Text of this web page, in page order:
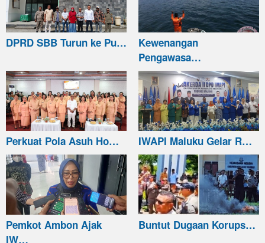
DPRD SBB Turun ke Pu…
Kewenangan
Pengawasa…
Perkuat Pola Asuh Ho… IWAPI Maluku Gelar R…
Pemkot Ambon Ajak
IW…
Buntut Dugaan Korups…